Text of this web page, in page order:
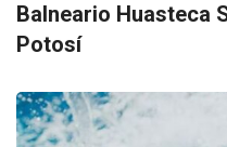
Balneario Huasteca
Potosí